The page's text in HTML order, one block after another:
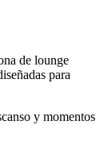
de lounge
para
y momentos